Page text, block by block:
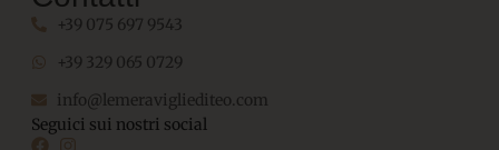
+39 075 697 9543
+39 329 065 0729
info@lemeravigliediteo.com
Seguici sui nostri social